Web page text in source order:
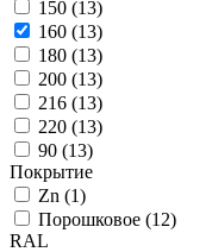
150 (13)
160 (13)
180 (13)
200 (13)
216 (13)
220 (13)
90 (13)
Покрытие
Zn (1)
Порошковое (12)
RAL